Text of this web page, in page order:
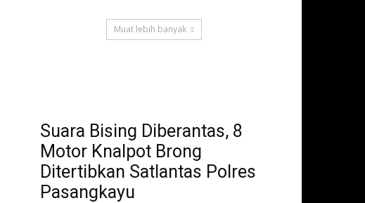
Muat lebih banyak
Suara Bising Diberantas, 8
Motor Knalpot Brong
Ditertibkan Satlantas Polres
Pasangkayu